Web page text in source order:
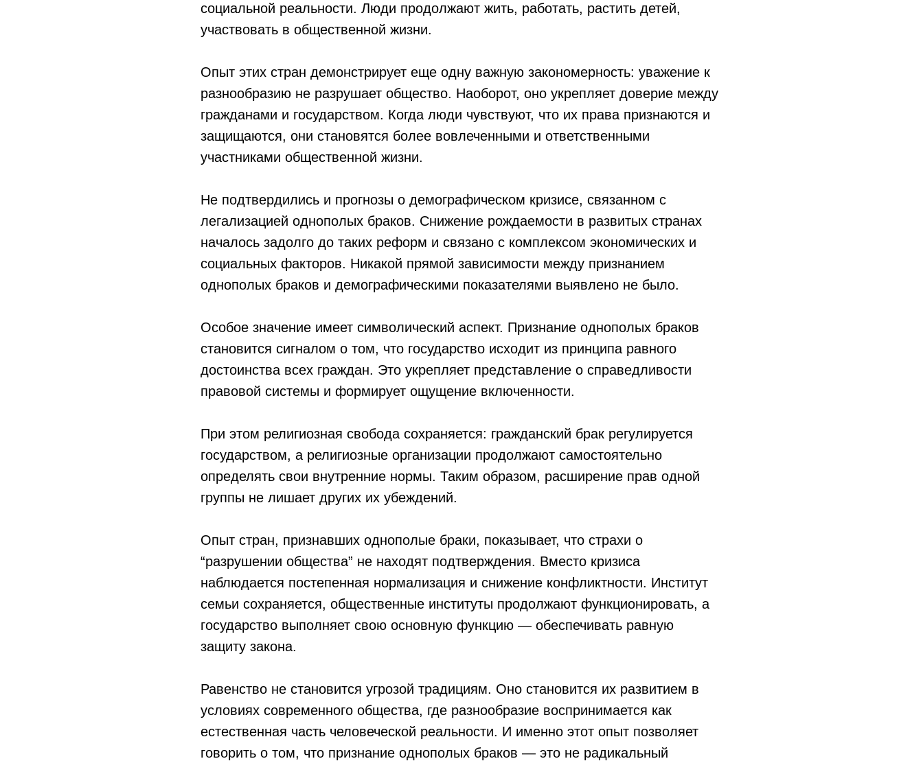
социальной реальности. Люди продолжают жить, работать, растить детей,
участвовать в общественной жизни.
Опыт этих стран демонстрирует еще одну важную закономерность: уважение к
разнообразию не разрушает общество. Наоборот, оно укрепляет доверие между
гражданами и государством. Когда люди чувствуют, что их права признаются и
защищаются, они становятся более вовлеченными и ответственными
участниками общественной жизни.
Не подтвердились и прогнозы о демографическом кризисе, связанном с
легализацией однополых браков. Снижение рождаемости в развитых странах
началось задолго до таких реформ и связано с комплексом экономических и
социальных факторов. Никакой прямой зависимости между признанием
однополых браков и демографическими показателями выявлено не было.
Особое значение имеет символический аспект. Признание однополых браков
становится сигналом о том, что государство исходит из принципа равного
достоинства всех граждан. Это укрепляет представление о справедливости
правовой системы и формирует ощущение включенности.
При этом религиозная свобода сохраняется: гражданский брак регулируется
государством, а религиозные организации продолжают самостоятельно
определять свои внутренние нормы. Таким образом, расширение прав одной
группы не лишает других их убеждений.
Опыт стран, признавших однополые браки, показывает, что страхи о
“разрушении общества” не находят подтверждения. Вместо кризиса
наблюдается постепенная нормализация и снижение конфликтности. Институт
семьи сохраняется, общественные институты продолжают функционировать, а
государство выполняет свою основную функцию — обеспечивать равную
защиту закона.
Равенство не становится угрозой традициям. Оно становится их развитием в
условиях современного общества, где разнообразие воспринимается как
естественная часть человеческой реальности. И именно этот опыт позволяет
говорить о том, что признание однополых браков — это не радикальный